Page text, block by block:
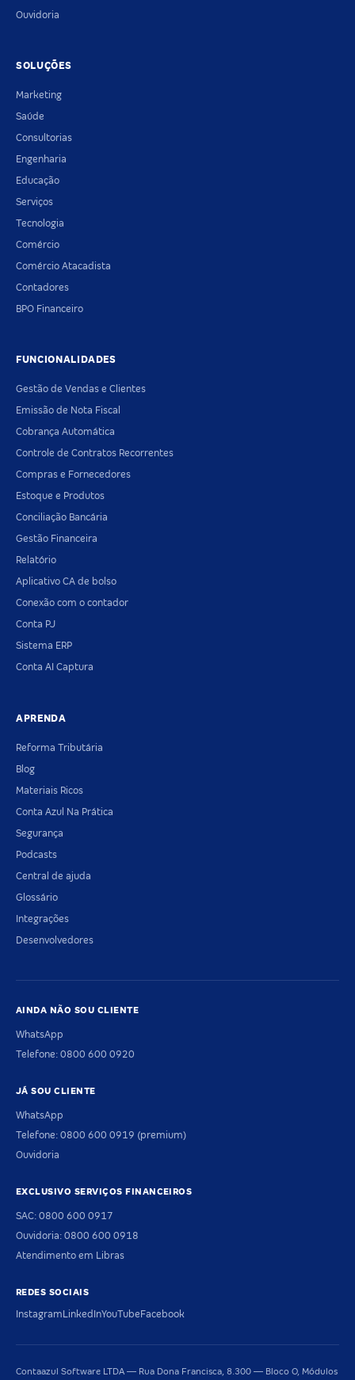
Ouvidoria
SOLUÇÕES
Marketing
Saúde
Consultorias
Engenharia
Educação
Serviços
Tecnologia
Comércio
Comércio Atacadista
Contadores
BPO Financeiro
FUNCIONALIDADES
Gestão de Vendas e Clientes
Emissão de Nota Fiscal
Cobrança Automática
Controle de Contratos Recorrentes
Compras e Fornecedores
Estoque e Produtos
Conciliação Bancária
Gestão Financeira
Relatório
Aplicativo CA de bolso
Conexão com o contador
Conta PJ
Sistema ERP
Conta AI Captura
APRENDA
Reforma Tributária
Blog
Materiais Ricos
Conta Azul Na Prática
Segurança
Podcasts
Central de ajuda
Glossário
Integrações
Desenvolvedores
AINDA NÃO SOU CLIENTE
WhatsApp
Telefone: 0800 600 0920
JÁ SOU CLIENTE
WhatsApp
Telefone: 0800 600 0919 (premium)
Ouvidoria
EXCLUSIVO SERVIÇOS FINANCEIROS
SAC: 0800 600 0917
Ouvidoria: 0800 600 0918
Atendimento em Libras
REDES SOCIAIS
InstagramLinkedInYouTubeFacebook
Contaazul Software LTDA — Rua Dona Francisca, 8.300 — Bloco O, Módulos